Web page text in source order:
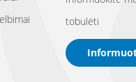
tobulėti